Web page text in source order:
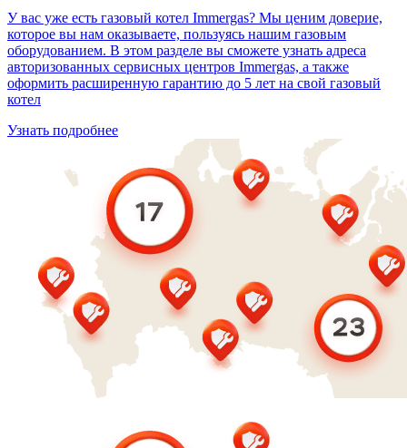
У вас уже есть газовый котел Immergas? Мы ценим доверие,
которое вы нам оказываете, пользуясь нашим газовым
оборудованием. В этом разделе вы сможете узнать адреса
авторизованных сервисных центров Immergas, а также
оформить расширенную гарантию до 5 лет на свой газовый
котел
Узнать подробнее